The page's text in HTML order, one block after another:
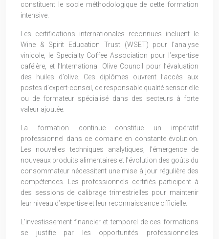
constituent le socle méthodologique de cette formation
intensive.
Les certifications internationales reconnues incluent le
Wine & Spirit Education Trust (WSET) pour l’analyse
vinicole, le Specialty Coffee Association pour l’expertise
caféière, et l’International Olive Council pour l’évaluation
des huiles d’olive. Ces diplômes ouvrent l’accès aux
postes d’expert-conseil, de responsable qualité sensorielle
ou de formateur spécialisé dans des secteurs à forte
valeur ajoutée.
La formation continue constitue un impératif
professionnel dans ce domaine en constante évolution.
Les nouvelles techniques analytiques, l’émergence de
nouveaux produits alimentaires et l’évolution des goûts du
consommateur nécessitent une mise à jour régulière des
compétences. Les professionnels certifiés participent à
des sessions de calibrage trimestrielles pour maintenir
leur niveau d’expertise et leur reconnaissance officielle.
L’investissement financier et temporel de ces formations
se justifie par les opportunités professionnelles